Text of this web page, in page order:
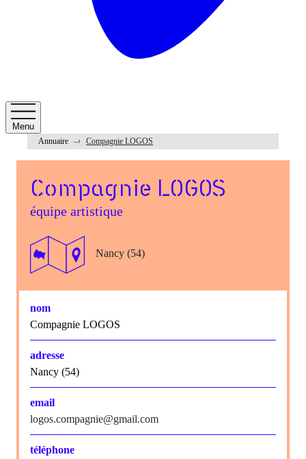
Menu
Annuaire Compagnie LOGOS
Compagnie LOGOS
équipe artistique
Nancy (54)
nom
Compagnie LOGOS
adresse
Nancy (54)
email
logos.compagnie@gmail.com
téléphone